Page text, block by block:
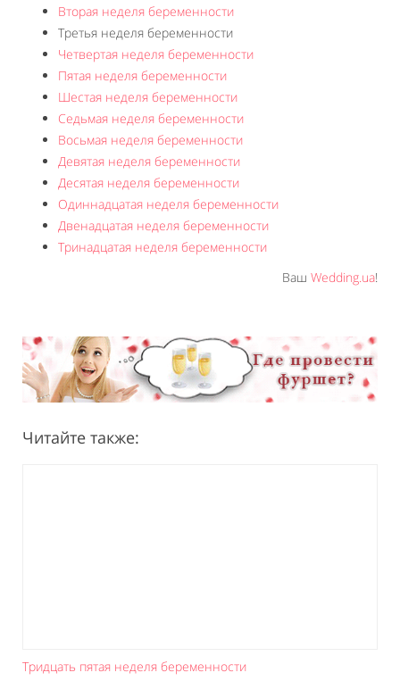
Вторая неделя беременности
Третья неделя беременности
Четвертая неделя беременности
Пятая неделя беременности
Шестая неделя беременности
Седьмая неделя беременности
Восьмая неделя беременности
Девятая неделя беременности
Десятая неделя беременности
Одиннадцатая неделя беременности
Двенадцатая неделя беременности
Тринадцатая неделя беременности
Ваш Wedding.ua!
Читайте также:
Тридцать пятая неделя беременности